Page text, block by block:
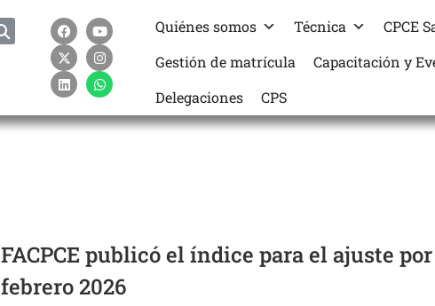
Quiénes somos Técnica CPCE
Gestión de matrícula
Capacitación y
Delegaciones
CPS
FACPCE publicó el índice para el ajuste
febrero 2026